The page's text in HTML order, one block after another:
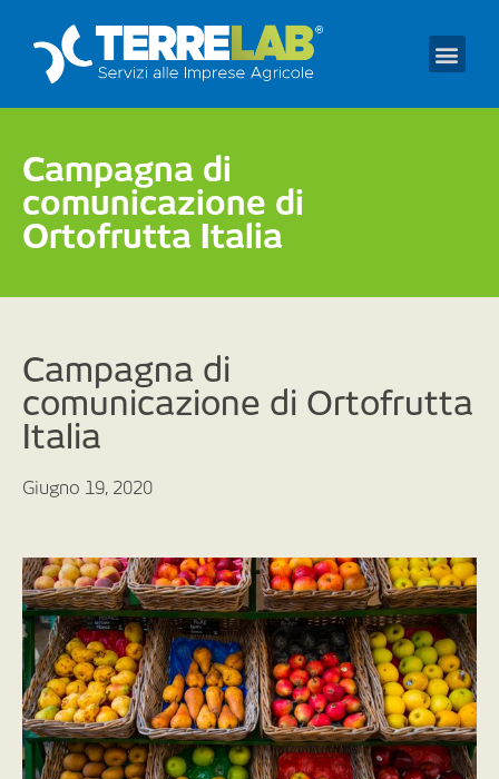
Campagna di
comunicazione di
Ortofrutta Italia
Campagna di
comunicazione di Ortofrutta
Italia
Giugno 19, 2020